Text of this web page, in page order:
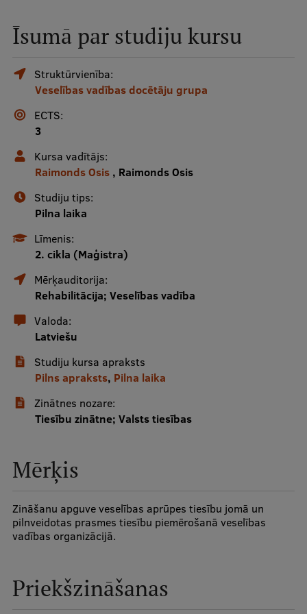
galvenā
izvēlne
Studiju iespējas
Pamatstudiju programmas
Maģistra studiju programmas
Rezidentūra
Uzņemšana
Par RSU
Studentu dzīve
Studiju norises vietas
Mūsu cilvēki
Struktūra
Identitāte
Aula
Īsumā par studiju kursu
Struktūrvienība:
Veselības vadības docētāju grupa
ECTS:
3
Kursa vadītājs:
Raimonds Osis , Raimonds Osis
Studiju tips:
Pilna laika
Līmenis:
2. cikla (Maģistra)
Mērķauditorija:
Rehabilitācija; Veselības vadība
Valoda:
Latviešu
Studiju kursa apraksts
Pilns apraksts, Pilna laika
Zinātnes nozare:
Tiesību zinātne; Valsts tiesības
Mērķis
Zināšanu apguve veselības aprūpes tiesību jomā un
pilnveidotas prasmes tiesību piemērošanā veselības
vadības organizācijā.
Priekšzināšanas